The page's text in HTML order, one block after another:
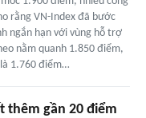
rằng VN-Index đã bước
ngắn hạn với vùng hỗ trợ
nằm quanh 1.850 điểm,
1.760 điểm…
thêm gần 20 điểm